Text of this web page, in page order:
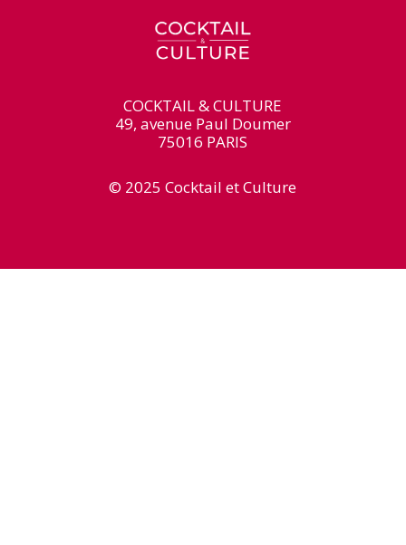
COCKTAIL & CULTURE
49, avenue Paul Doumer
75016 PARIS
© 2025 Cocktail et Culture